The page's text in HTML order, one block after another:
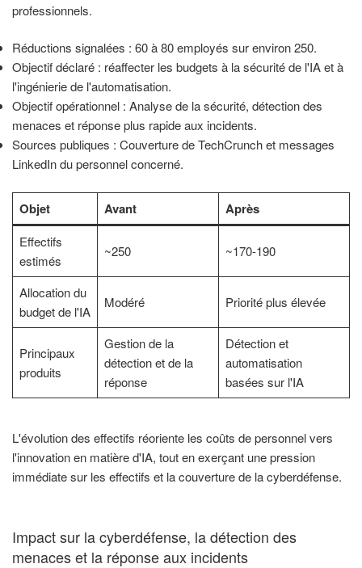
professionnels.
Réductions signalées : 60 à 80 employés sur environ 250.
Objectif déclaré : réaffecter les budgets à la sécurité de l'IA et à
l'ingénierie de l'automatisation.
Objectif opérationnel : Analyse de la sécurité, détection des
menaces et réponse plus rapide aux incidents.
Sources publiques : Couverture de TechCrunch et messages
LinkedIn du personnel concerné.
Objet Avant Après
Effectifs
estimés
~250 ~170-190
Allocation du
budget de l'IA
Modéré Priorité plus élevée
Principaux
produits
Gestion de la
détection et de la
réponse
Détection et
automatisation
basées sur l'IA
L'évolution des effectifs réoriente les coûts de personnel vers
l'innovation en matière d'IA, tout en exerçant une pression
immédiate sur les effectifs et la couverture de la cyberdéfense.
Impact sur la cyberdéfense, la détection des
menaces et la réponse aux incidents